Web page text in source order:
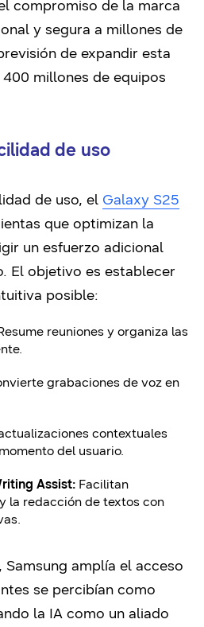
compromiso de la marca
y segura a millones de
de expandir esta
millones de equipos
de uso
de uso, el Galaxy S25
que optimizan la
un esfuerzo adicional
El objetivo es establecer
posible:
reuniones y organiza las
grabaciones de voz en
contextuales
del usuario.
Assist: Facilitan
la redacción de textos con
Samsung amplía el acceso
se percibían como
la IA como un aliado